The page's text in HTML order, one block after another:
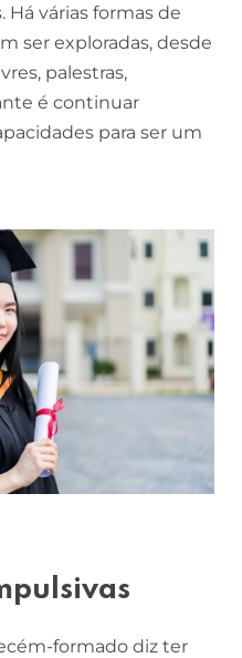
Há várias formas de
ser exploradas, desde
palestras,
é continuar
para ser um
formado diz ter